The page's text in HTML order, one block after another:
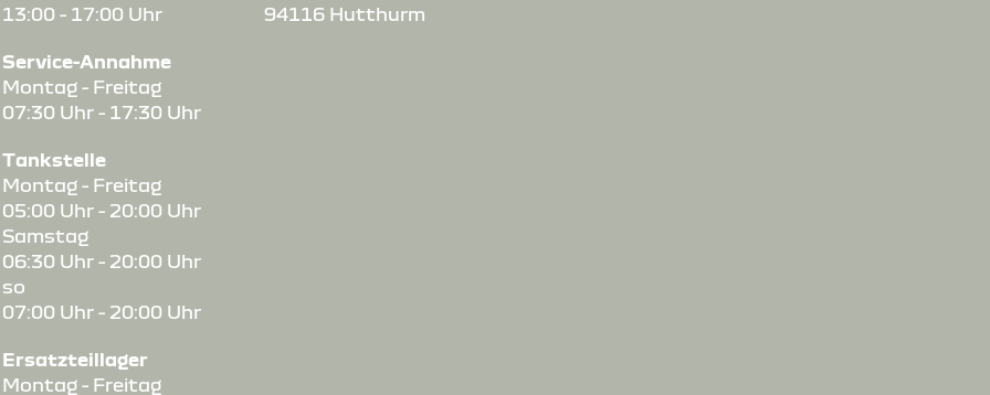
13:00 - 17:00 Uhr
Service-Annahme
Montag - Freitag
07:30 Uhr - 17:30 Uhr
Tankstelle
Montag - Freitag
05:00 Uhr - 20:00 Uhr
Samstag
06:30 Uhr - 20:00 Uhr
so
07:00 Uhr - 20:00 Uhr
Ersatzteillager
Montag - Freitag
94116 Hutthurm